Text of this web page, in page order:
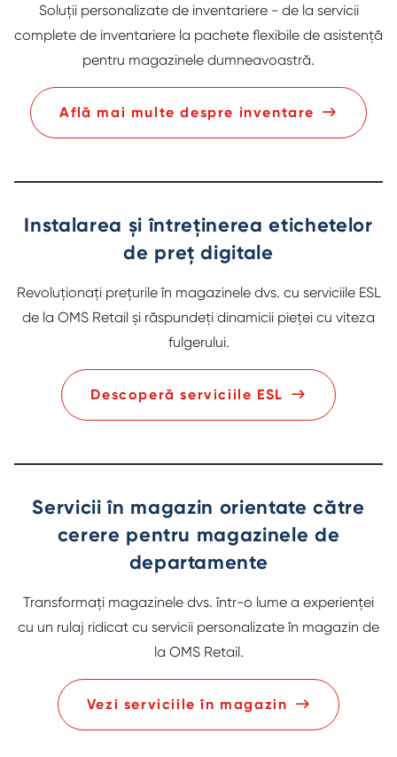
Soluții personalizate de inventariere - de la servicii
complete de inventariere la pachete flexibile de asistență
pentru magazinele dumneavoastră.
Află mai multe despre inventare
Instalarea și întreținerea etichetelor
de preț digitale
Revoluționați prețurile în magazinele dvs. cu serviciile ESL
de la OMS Retail și răspundeți dinamicii pieței cu viteza
fulgerului.
Descoperă serviciile ESL
Servicii în magazin orientate către
cerere pentru magazinele de
departamente
Transformați magazinele dvs. într-o lume a experienței
cu un rulaj ridicat cu servicii personalizate în magazin de
la OMS Retail.
Vezi serviciile în magazin